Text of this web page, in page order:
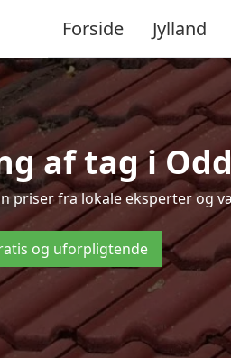
Forside Jylland
af tag i
priser fra lokale eksperter og
og uforpligtende